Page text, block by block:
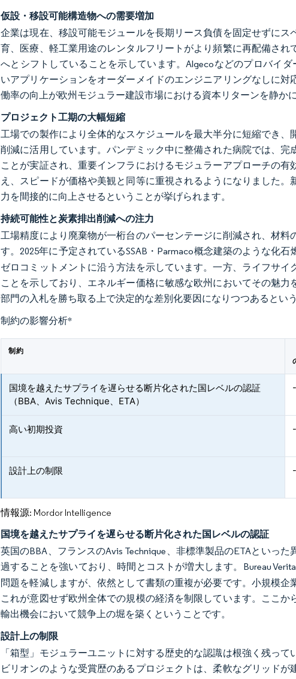
仮設・移設可能構造物への需要増加
企業は現在、移設可能モジュールを長期リース負債を固定せずに
育、医療、軽工業用途のレンタルフリートがより頻繁に再配備さ
へとシフトしていることを示しています。Algecoなどのプロバイ
いアプリケーションをオーダーメイドのエンジニアリングなしに
働率の向上が欧州モジュラー建設市場における資本リターンを静か
プロジェクト工期の大幅短縮
工場での製作により全体的なスケジュールを最大半分に短縮でき
削減に活用しています。パンデミック中に整備された病院では、
ことが実証され、重要インフラにおけるモジュラーアプローチの
え、スピードが価格や美観と同等に重視されるようになりました
力を間接的に向上させるということが挙げられます。
持続可能性と炭素排出削減への注力
工場精度により廃棄物が一桁台のパーセンテージに削減され、材
す。2025年に予定されているSSAB・Parmaco概念建築のような化
ゼロコミットメントに沿う方法を示しています。一方、ライフサ
ことを示しており、エネルギー価格に敏感な欧州においてその魅
部門の入札を勝ち取る上で決定的な差別化要因になりつつあるとい
制約の影響分析*
制約
国境を越えたサプライを遅らせる断片化された国レベルの認証
（BBA、Avis Technique、ETA）
高い初期投資
設計上の制限
情報源: Mordor Intelligence
国境を越えたサプライを遅らせる断片化された国レベルの認証
英国のBBA、フランスのAvis Technique、非標準製品のETAといっ
過することを強いており、時間とコストが増大します。Bureau
問題を軽減しますが、依然として書類の重複が必要です。小規模企
これが意図せず欧州全体での規模の経済を制限しています。ここ
輸出機会において競争上の堀を築くということです。
設計上の制限
「箱型」モジュラーユニットに対する歴史的な認識は根強く残っ
ビリオンのような受賞歴のあるプロジェクトは、柔軟なグリッド